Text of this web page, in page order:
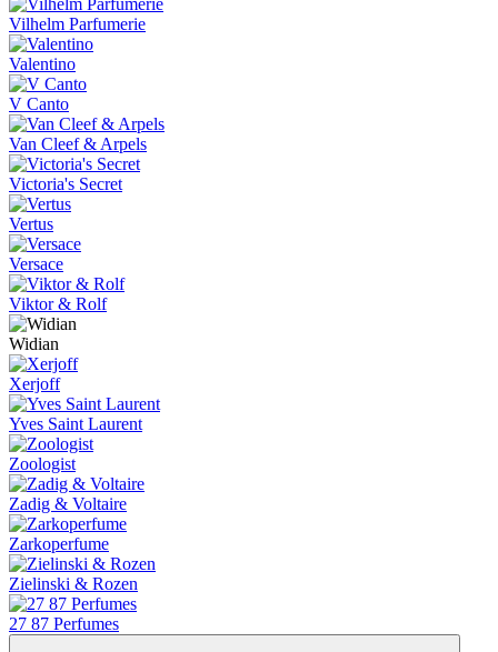
Vilhelm Parfumerie
Valentino
V Canto
Van Cleef & Arpels
Victoria's Secret
Vertus
Versace
Viktor & Rolf
Widian
Xerjoff
Yves Saint Laurent
Zoologist
Zadig & Voltaire
Zarkoperfume
Zielinski & Rozen
27 87 Perfumes